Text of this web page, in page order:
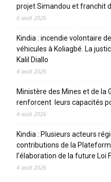
projet Simandou et franchit
6 août 2026
Kindia : incendie volontaire
véhicules à Koliagbé. La
Kalil Diallo
4 août 2026
Ministère des Mines et de la
renforcent leurs capacités
4 août 2026
Kindia : Plusieurs acteurs
contributions de la
l’élaboration de la future Loi
4 août 2026